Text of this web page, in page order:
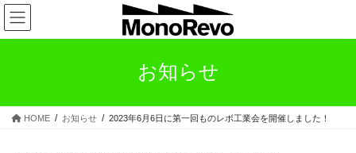
コ
ン
テ
ス
ナ
ビ
ゲ
ン
お知らせ
HOME お知らせ 2023年6月6日に第一回ものレボ工業会を開催しました！